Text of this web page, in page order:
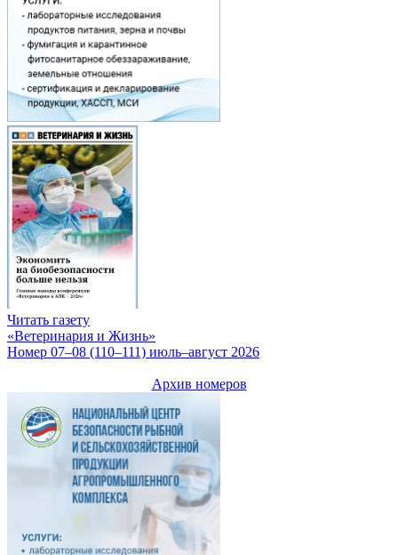
Читать газету
«Ветеринария и Жизнь»
Номер 07–08 (110–111) июль–август 2026
Архив номеров